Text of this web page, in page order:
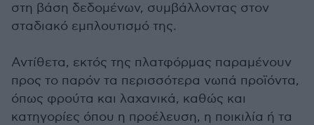
στη βάση δεδομένων, συμβάλλοντας στον
σταδιακό εμπλουτισμό της.
Αντίθετα, εκτός της πλατφόρμας παραμένουν
προς το παρόν τα περισσότερα νωπά προϊόντα,
όπως φρούτα και λαχανικά, καθώς και
κατηγορίες όπου η προέλευση, η ποικιλία ή τα